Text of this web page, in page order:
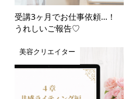
受講3ヶ月でお仕事依頼…！
うれしいご報告♡
美容クリエイター